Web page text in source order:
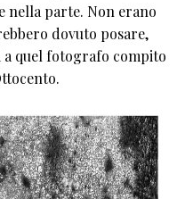
nella parte. Non erano
dovuto posare,
a quel fotografo compito